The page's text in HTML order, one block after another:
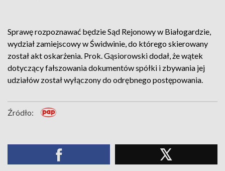
Sprawę rozpoznawać będzie Sąd Rejonowy w Białogardzie,
wydział zamiejscowy w Świdwinie, do którego skierowany
został akt oskarżenia. Prok. Gąsiorowski dodał, że wątek
dotyczący fałszowania dokumentów spółki i zbywania jej
udziałów został wyłączony do odrębnego postępowania.
Źródło: